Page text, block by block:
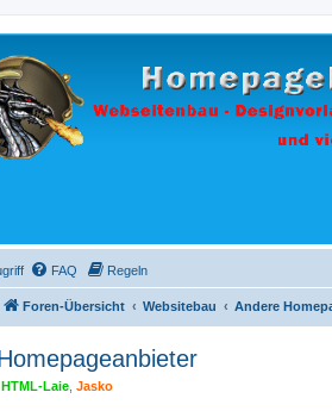
FAQ Regeln
Foren-Übersicht Websitebau Andere
HTML-Laie Jasko